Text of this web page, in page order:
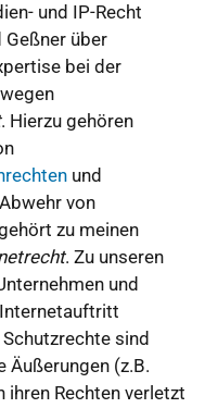
und IP-Recht
über
bei der
. Hierzu gehören
und
von
zu meinen
. Zu unseren
und
sind
(z.B.
ihren Rechten verletzt